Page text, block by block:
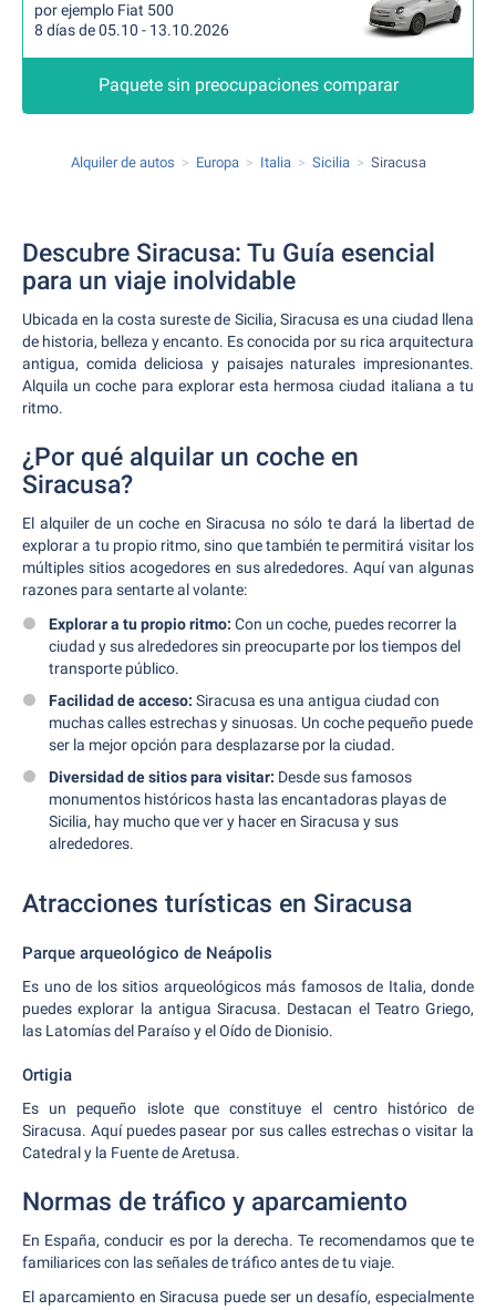
por ejemplo Fiat 500
8 días de 05.10 - 13.10.2026
Paquete sin preocupaciones comparar
Alquiler de autos Europa Italia Sicilia Siracusa
Descubre Siracusa: Tu Guía esencial
para un viaje inolvidable
Ubicada en la costa sureste de Sicilia, Siracusa es una ciudad llena
de historia, belleza y encanto. Es conocida por su rica arquitectura
antigua, comida deliciosa y paisajes naturales impresionantes.
Alquila un coche para explorar esta hermosa ciudad italiana a tu
ritmo.
¿Por qué alquilar un coche en
Siracusa?
El alquiler de un coche en Siracusa no sólo te dará la libertad de
explorar a tu propio ritmo, sino que también te permitirá visitar los
múltiples sitios acogedores en sus alrededores. Aquí van algunas
razones para sentarte al volante:
Explorar a tu propio ritmo: Con un coche, puedes recorrer la
ciudad y sus alrededores sin preocuparte por los tiempos del
transporte público.
Facilidad de acceso: Siracusa es una antigua ciudad con
muchas calles estrechas y sinuosas. Un coche pequeño puede
ser la mejor opción para desplazarse por la ciudad.
Diversidad de sitios para visitar: Desde sus famosos
monumentos históricos hasta las encantadoras playas de
Sicilia, hay mucho que ver y hacer en Siracusa y sus
alrededores.
Atracciones turísticas en Siracusa
Parque arqueológico de Neápolis
Es uno de los sitios arqueológicos más famosos de Italia, donde
puedes explorar la antigua Siracusa. Destacan el Teatro Griego,
las Latomías del Paraíso y el Oído de Dionisio.
Ortigia
Es un pequeño islote que constituye el centro histórico de
Siracusa. Aquí puedes pasear por sus calles estrechas o visitar la
Catedral y la Fuente de Aretusa.
Normas de tráfico y aparcamiento
En España, conducir es por la derecha. Te recomendamos que te
familiarices con las señales de tráfico antes de tu viaje.
El aparcamiento en Siracusa puede ser un desafío, especialmente